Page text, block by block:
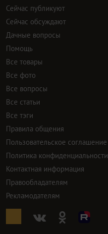
Сейчас публикуют
Сейчас обсуждают
Дачные вопросы
Помощь
Все товары
Все фото
Все вопросы
Все статьи
Все тэги
Правила общения
Пользовательское соглашение
Политика конфиденциальности
Контактная информация
Правообладателям
Рекламодателям